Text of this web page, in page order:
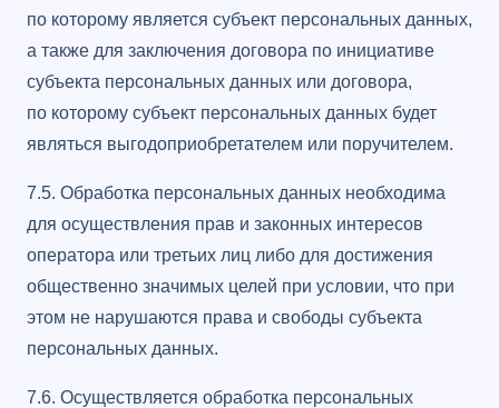
по которому является субъект персональных данных,
а также для заключения договора по инициативе
субъекта персональных данных или договора,
по которому субъект персональных данных будет
являться выгодоприобретателем или поручителем.
7.5. Обработка персональных данных необходима
для осуществления прав и законных интересов
оператора или третьих лиц либо для достижения
общественно значимых целей при условии, что при
этом не нарушаются права и свободы субъекта
персональных данных.
7.6. Осуществляется обработка персональных